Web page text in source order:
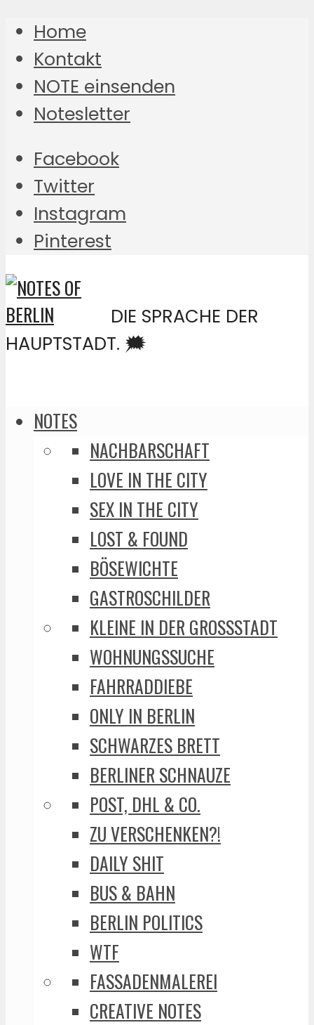
Home
Kontakt
NOTE einsenden
Notesletter
Facebook
Twitter
Instagram
Pinterest
DIE SPRACHE DER
HAUPTSTADT. 🗯️
NOTES
NACHBARSCHAFT
LOVE IN THE CITY
SEX IN THE CITY
LOST & FOUND
BÖSEWICHTE
GASTROSCHILDER
KLEINE IN DER GROSSSTADT
WOHNUNGSSUCHE
FAHRRADDIEBE
ONLY IN BERLIN
SCHWARZES BRETT
BERLINER SCHNAUZE
POST, DHL & CO.
ZU VERSCHENKEN?!
DAILY SHIT
BUS & BAHN
BERLIN POLITICS
WTF
FASSADENMALEREI
CREATIVE NOTES